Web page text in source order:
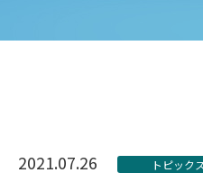
2021.07.26 トピックス